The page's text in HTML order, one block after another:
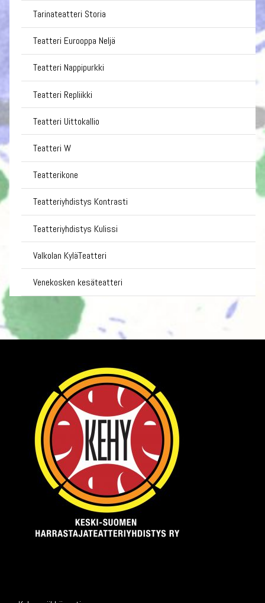
Tarinateatteri Storia
Teatteri Eurooppa Neljä
Teatteri Nappipurkki
Teatteri Repliikki
Teatteri Uittokallio
Teatteri W
Teatterikone
Teatteriyhdistys Kontrasti
Teatteriyhdistys Kulissi
Valkolan KyläTeatteri
Venekosken kesäteatteri